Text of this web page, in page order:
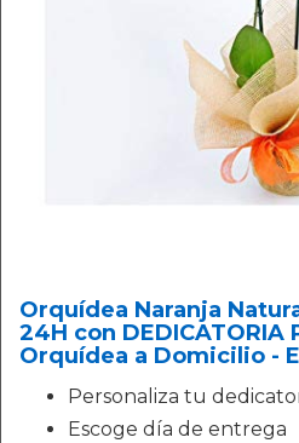
Orquídea Naranja
24H con DEDICATORIA
Orquídea a Domicilio -
Personaliza tu
Escoge día de entrega